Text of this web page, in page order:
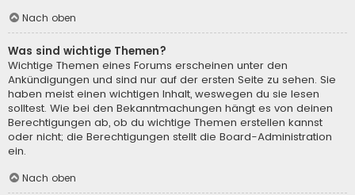
Nach oben
Was sind wichtige Themen?
Wichtige Themen eines Forums erscheinen unter den
Ankündigungen und sind nur auf der ersten Seite zu sehen. Sie
haben meist einen wichtigen Inhalt, weswegen du sie lesen
solltest. Wie bei den Bekanntmachungen hängt es von deinen
Berechtigungen ab, ob du wichtige Themen erstellen kannst
oder nicht; die Berechtigungen stellt die Board-Administration
ein.
Nach oben